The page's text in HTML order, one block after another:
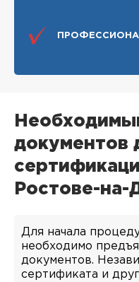
документов
Ростове-на-
Для начала
необходимо
документов.
сертификата и